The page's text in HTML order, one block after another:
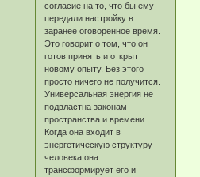
согласие на то, что бы ему
передали настройку в
заранее оговоренное время.
Это говорит о том, что он
готов принять и открыт
новому опыту. Без этого
просто ничего не получится.
Универсальная энергия не
подвластна законам
пространства и времени.
Когда она входит в
энергетическую структуру
человека она
трансформирует его и